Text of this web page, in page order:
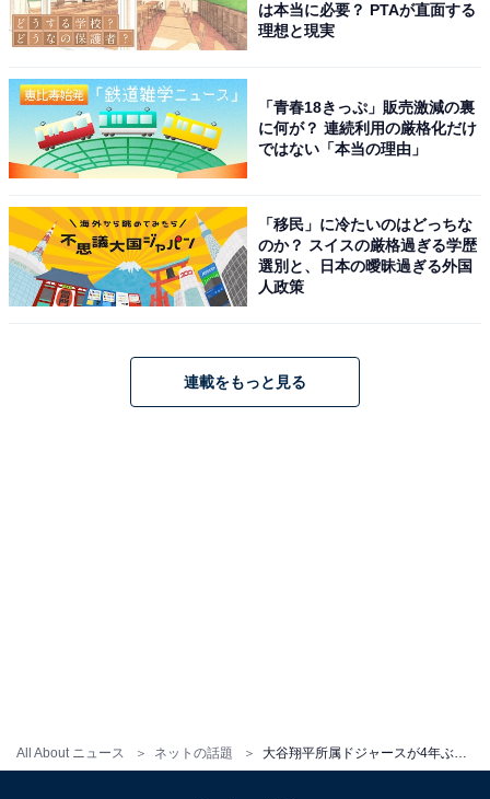
All About ニュース ネットの話題
は本当に必要？ PTAが直面する
理想と現実
「青春18きっぷ」販売激減の裏
に何が？ 連続利用の厳格化だけ
ではない「本当の理由」
「移民」に冷たいのはどっちな
のか？ スイスの厳格過ぎる学歴
選別と、日本の曖昧過ぎる外国
人政策
連載をもっと見る